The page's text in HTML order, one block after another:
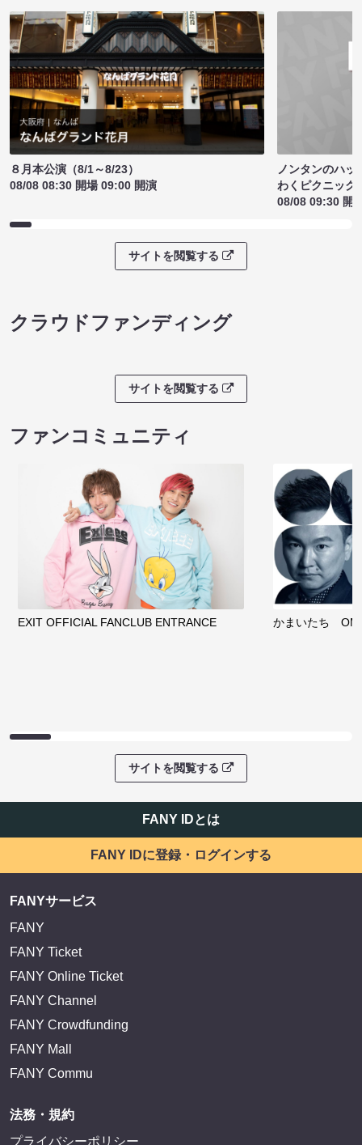
８月本公演（8/1～8/23）
08/08 08:30 開場 09:00 開演
ノンタンのハッ
わくピクニック
08/08 09:30 開
サイトを閲覧する
クラウドファンディング
サイトを閲覧する
ファンコミュニティ
EXIT OFFICIAL FANCLUB ENTRANCE かまいたち
サイトを閲覧する
FANY IDとは
FANY IDに登録・ログインする
FANYサービス
FANY
FANY Ticket
FANY Online Ticket
FANY Channel
FANY Crowdfunding
FANY Mall
FANY Commu
法務・規約
プライバシーポリシー